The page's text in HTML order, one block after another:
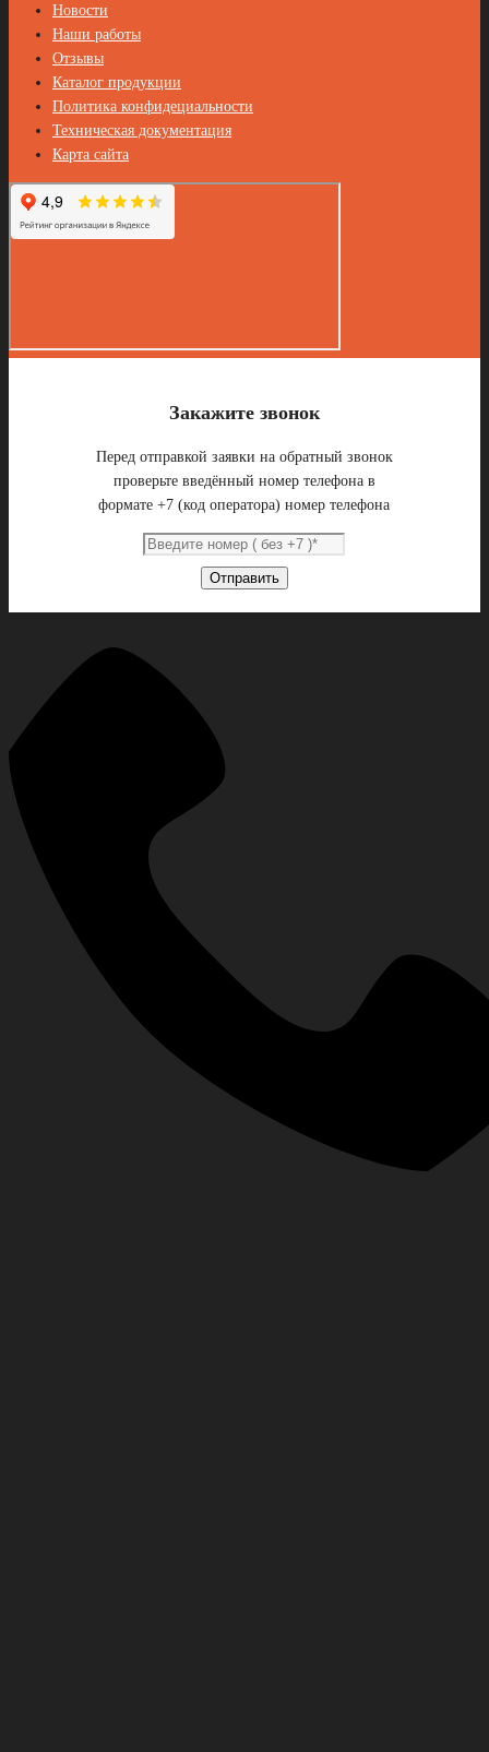
Новости
Наши работы
Отзывы
Каталог продукции
Политика конфидециальности
Техническая документация
Карта сайта
Закажите звонок
Перед отправкой заявки на обратный звонок
проверьте введённый номер телефона в
формате +7 (код оператора) номер телефона
Отправить